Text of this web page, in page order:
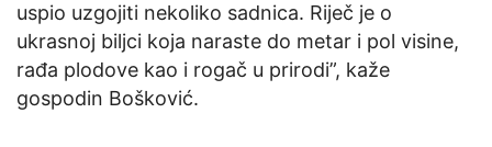
uspio uzgojiti nekoliko sadnica. Riječ je o
ukrasnoj biljci koja naraste do metar i pol visine,
rađa plodove kao i rogač u prirodi”, kaže
gospodin Bošković.